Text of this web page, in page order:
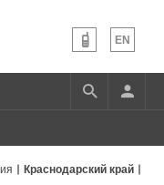
EN
Краснодарский край